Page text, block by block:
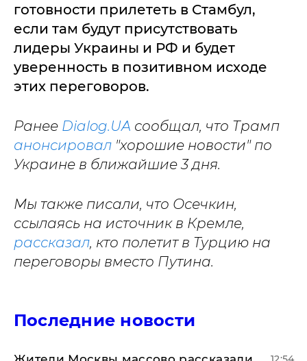
готовности прилететь в Стамбул,
если там будут присутствовать
лидеры Украины и РФ и будет
уверенность в позитивном исходе
этих переговоров.
Ранее Dialog.UA сообщал, что Трамп
анонсировал "хорошие новости" по
Украине в ближайшие 3 дня.
Мы также писали, что Осечкин,
ссылаясь на источник в Кремле,
рассказал, кто полетит в Турцию на
переговоры вместо Путина.
Последние новости